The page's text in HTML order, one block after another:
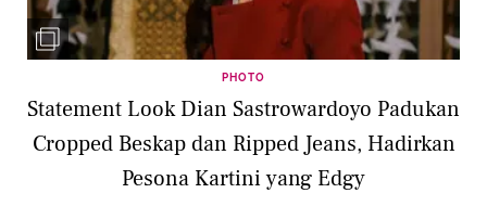
PHOTO
Statement Look Dian Sastrowardoyo Padukan
Cropped Beskap dan Ripped Jeans, Hadirkan
Pesona Kartini yang Edgy